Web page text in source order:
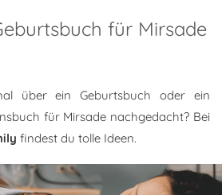
für Mirsade
über ein Geburtsbuch oder ein
für Mirsade nachgedacht? Bei
findest du tolle Ideen.